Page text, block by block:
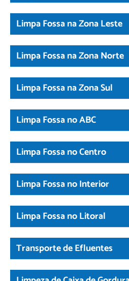
Limpa Fossa na Zona Leste
Limpa Fossa na Zona Norte
Limpa Fossa na Zona Sul
Limpa Fossa no ABC
Limpa Fossa no Centro
Limpa Fossa no Interior
Limpa Fossa no Litoral
Transporte de Efluentes